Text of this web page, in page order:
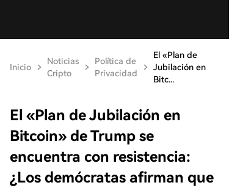
Inicio
Noticias
Cripto
Política de
Privacidad
El «Plan de
Jubilación en
Bitc...
El «Plan de Jubilación en
Bitcoin» de Trump se
encuentra con resistencia:
¿Los demócratas afirman que